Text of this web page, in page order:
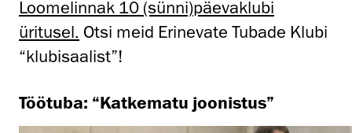
Loomelinnak 10 (sünni)päevaklubi
üritusel. Otsi meid Erinevate Tubade Klubi
“klubisaalist”!
Töötuba: “Katkematu joonistus”